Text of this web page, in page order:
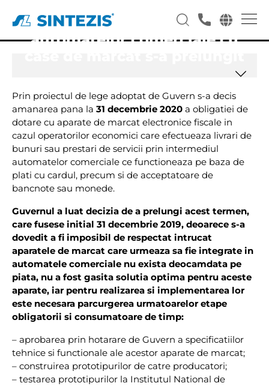
Termenul de dotare a
automatelor comerciale cu
Prin proiectul de lege adoptat de Guvern s-a decis
amanarea pana la 31 decembrie 2020 a obligatiei de
dotare cu aparate de marcat electronice fiscale in
cazul operatorilor economici care efectueaza livrari de
bunuri sau prestari de servicii prin intermediul
automatelor comerciale ce functioneaza pe baza de
plati cu cardul, precum si de acceptatoare de
bancnote sau monede.
Guvernul a luat decizia de a prelungi acest termen,
care fusese initial 31 decembrie 2019, deoarece s-a
dovedit a fi imposibil de respectat intrucat
aparatele de marcat care urmeaza sa fie integrate in
automatele comerciale nu exista deocamdata pe
piata, nu a fost gasita solutia optima pentru aceste
aparate, iar pentru realizarea si implementarea lor
este necesara parcurgerea urmatoarelor etape
obligatorii si consumatoare de timp:
– aprobarea prin hotarare de Guvern a specificatiilor
tehnice si functionale ale acestor aparate de marcat;
– construirea prototipurilor de catre producatori;
– testarea prototipurilor la Institutul National de